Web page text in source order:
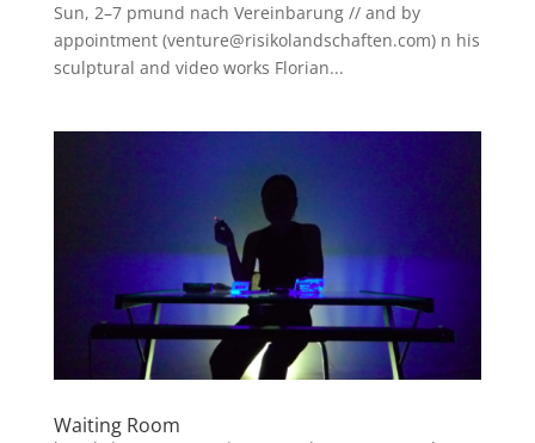
Sun, 2–7 pmund nach Vereinbarung // and by
appointment (venture@risikolandschaften.com) n his
sculptural and video works Florian...
Waiting Room